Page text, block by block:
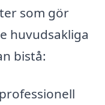
som gör
huvudsakliga
bistå: